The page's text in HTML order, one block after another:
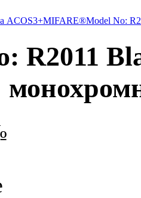
ACOS3+MIFARE®Model No:
R2011